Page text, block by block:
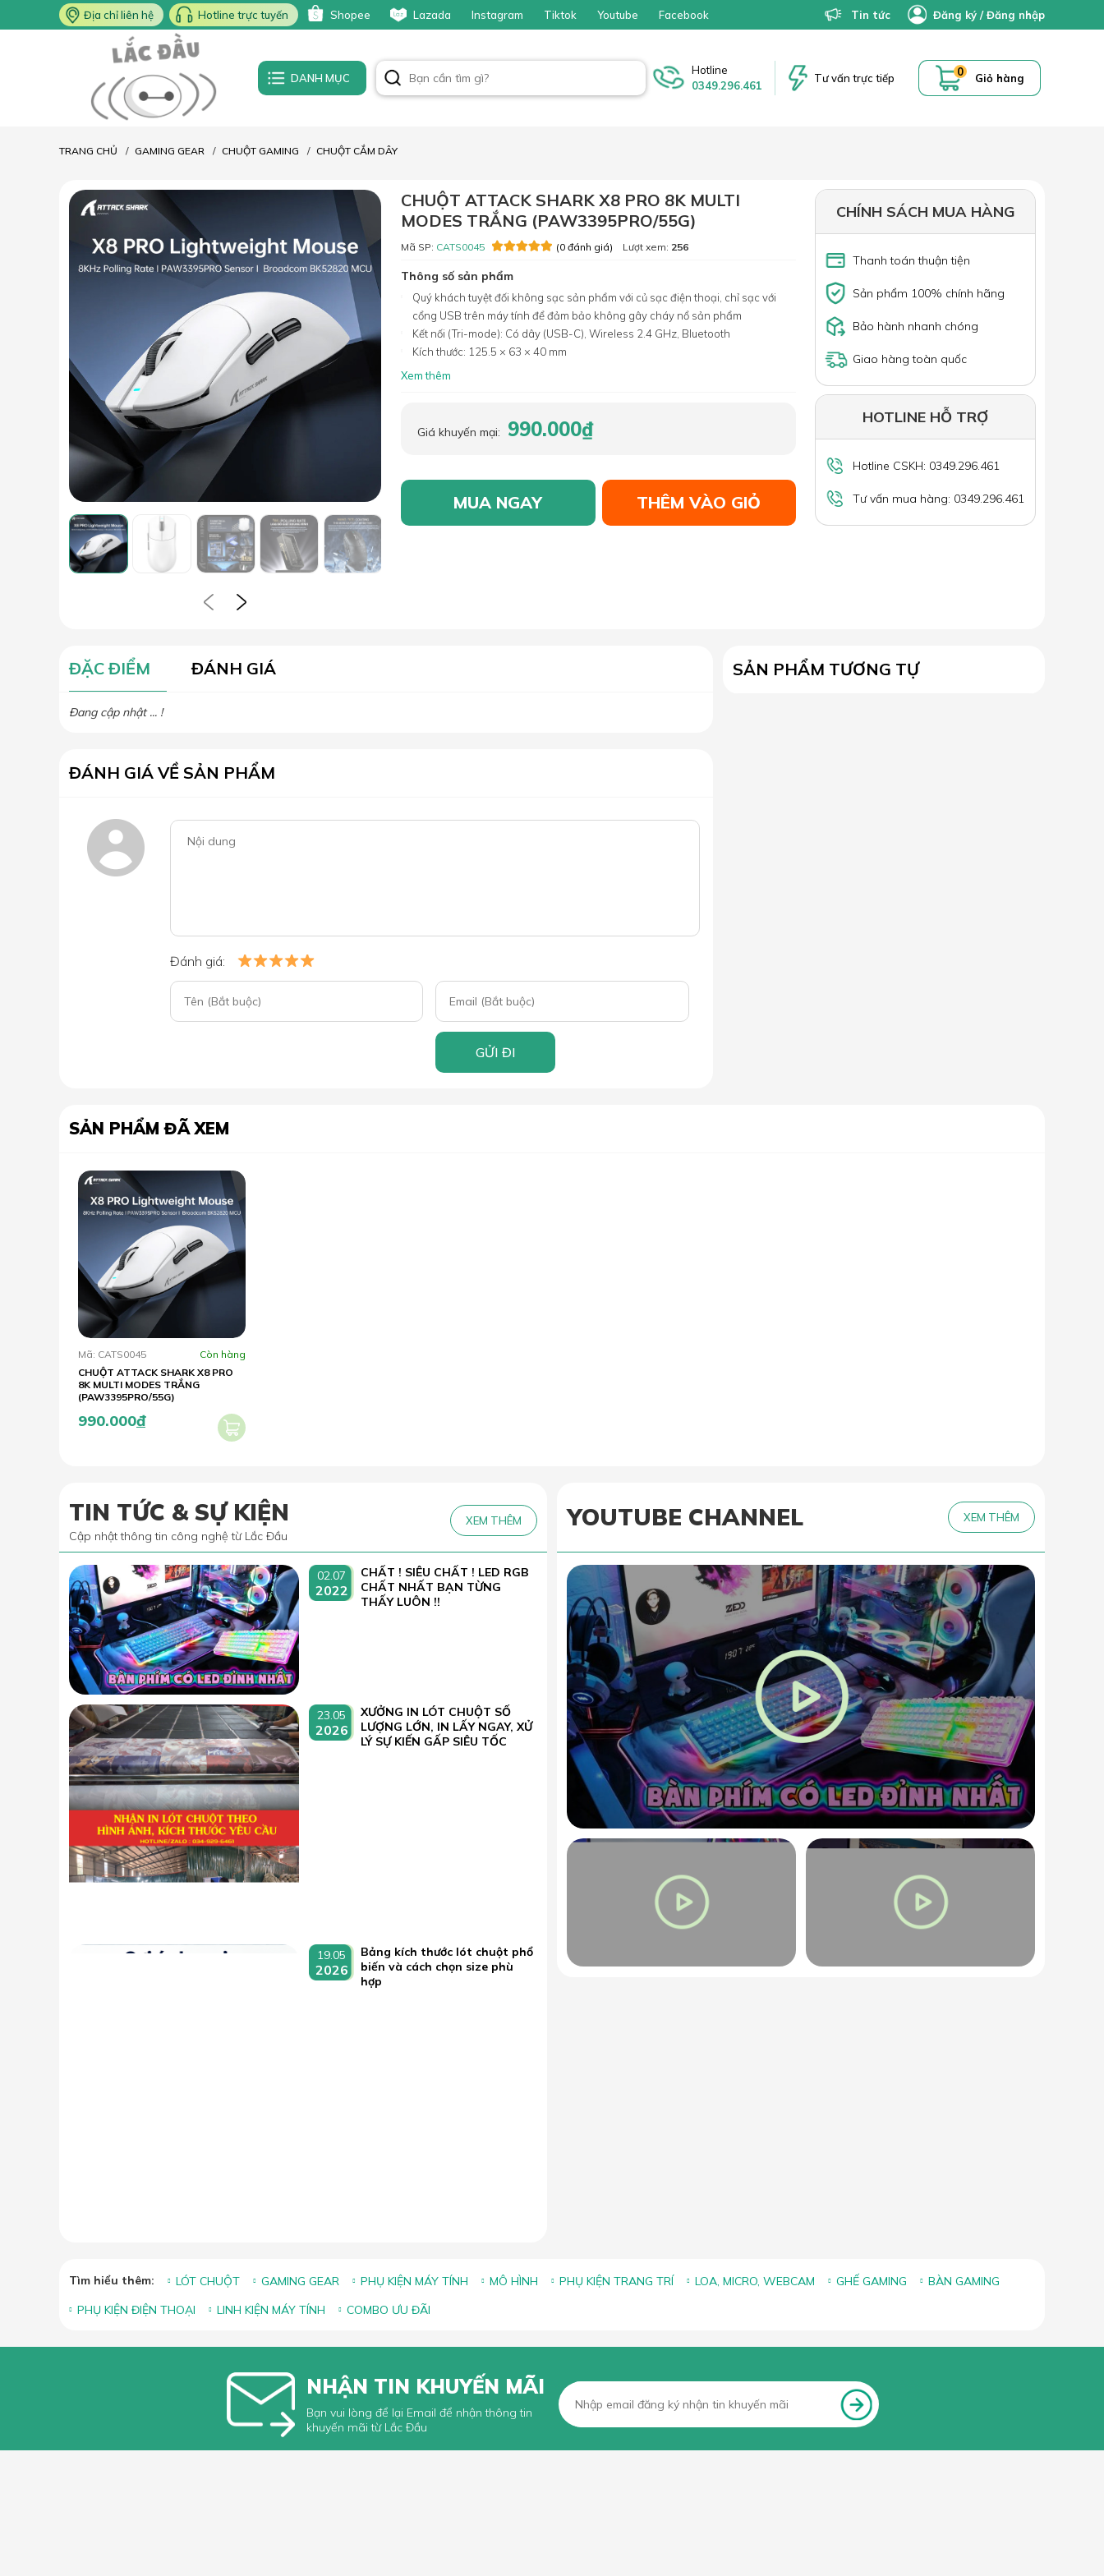
Địa chỉ liên hệ Hotline trực tuyến Shopee Lazada Instagram Tiktok Youtube Facebook Tin tức Đăng ký /Đăng nhập
DANH MỤC
Hotline
0349.296.461
Tư vấn trực tiếp 0 Giỏ hàng
TRANG CHỦ GAMING GEAR CHUỘT GAMING CHUỘT CẮM DÂY
CHUỘT ATTACK SHARK X8 PRO 8K MULTI
MODES TRẮNG (PAW3395PRO/55G)
Mã SP: CATS0045 (0 đánh giá) Lượt xem: 256
Thông số sản phẩm
Quý khách tuyệt đối không sạc sản phẩm với củ sạc điện thoại, chỉ sạc với
cổng USB trên máy tính để đảm bảo không gây cháy nổ sản phẩm
Kết nối (Tri-mode): Có dây (USB-C), Wireless 2.4 GHz, Bluetooth
Kích thước: 125.5 × 63 × 40 mm
Xem thêm
Giá khuyến mại: 990.000₫
MUA NGAY THÊM VÀO GIỎ
CHÍNH SÁCH MUA HÀNG
Thanh toán thuận tiện
Sản phẩm 100% chính hãng
Bảo hành nhanh chóng
Giao hàng toàn quốc
HOTLINE HỖ TRỢ
Hotline CSKH: 0349.296.461
Tư vấn mua hàng: 0349.296.461
ĐẶC ĐIỂM ĐÁNH GIÁ
Đang cập nhật ... !
ĐÁNH GIÁ VỀ SẢN PHẨM
Đánh giá:
GỬI ĐI
SẢN PHẨM TƯƠNG TỰ
SẢN PHẨM ĐÃ XEM
Mã: CATS0045
Còn hàng
CHUỘT ATTACK SHARK X8 PRO
8K MULTI MODES TRẮNG
(PAW3395PRO/55G)
990.000đ
TIN TỨC & SỰ KIỆN
Cập nhật thông tin công nghệ từ Lắc Đầu
XEM THÊM
02.07
2022
CHẤT ! SIÊU CHẤT ! LED RGB
CHẤT NHẤT BẠN TỪNG
THẤY LUÔN !!
23.05
2026
XƯỞNG IN LÓT CHUỘT SỐ
LƯỢNG LỚN, IN LẤY NGAY, XỬ
LÝ SỰ KIẾN GẤP SIÊU TỐC
19.05
2026
Bảng kích thước lót chuột phổ
biến và cách chọn size phù
hợp
YOUTUBE CHANNEL XEM THÊM
Tìm hiểu thêm: LÓT CHUỘT GAMING GEAR PHỤ KIỆN MÁY TÍNH MÔ HÌNH PHỤ KIỆN TRANG TRÍ LOA, MICRO, WEBCAM GHẾ GAMING
BÀN GAMING
PHỤ KIỆN ĐIỆN THOẠI
LINH KIỆN MÁY TÍNH COMBO ƯU ĐÃI
NHẬN TIN KHUYẾN MÃI
Bạn vui lòng để lại Email để nhận thông tin
khuyến mãi từ Lắc Đầu